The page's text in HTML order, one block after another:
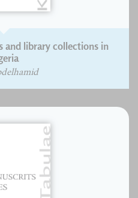
and library collections in